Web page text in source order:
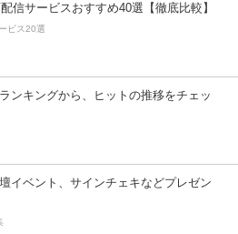
信サービスおすすめ40選【徹底比較】
ビス20選
ンキングから、ヒットの推移をチェッ
イベント、サインチェキなどプレゼン